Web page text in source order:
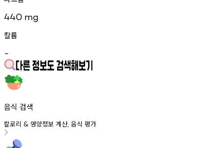
440 mg
칼륨
-
음식 검색
칼로리 & 영양정보 계산, 음식 평가